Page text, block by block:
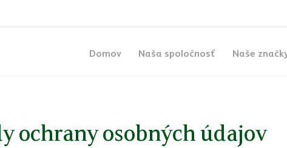
Domov Naša spoločnosť Naše
ochrany osobných údajov